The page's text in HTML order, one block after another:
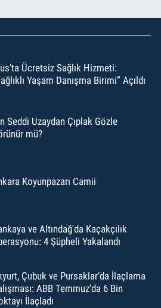
Ücretsiz Sağlık Hizmeti:
Yaşam Danışma Birimi” Açıldı
Seddi Uzaydan Çıplak Gözle
mü?
Koyunpazarı Camii
ve Altındağ'da Kaçakçılık
4 Şüpheli Yakalandı
Çubuk ve Pursaklar’da İlaçlama
ABB Temmuz’da 6 Bin
İlaçladı